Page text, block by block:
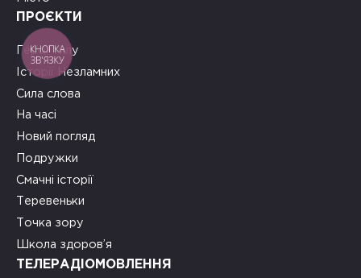
ПРОЄКТИ
Герої тилу
Історії Незламних
Сила слова
На часі
Новий погляд
Подружки
Смачні історії
Теревеньки
Точка зору
Школа здоров’я
ТЕЛЕРАДІОМОВЛЕННЯ
КНОПКА
ЗВ'ЯЗКУ